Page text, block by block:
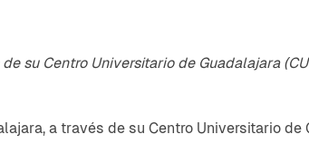
su Centro Universitario de Guadalajara
a través de su Centro Universitario